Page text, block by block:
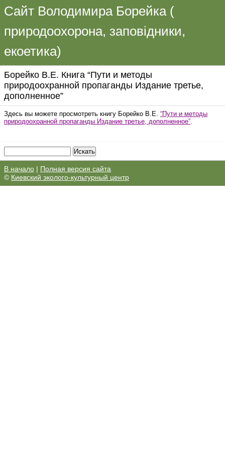
Сайт Володимира Борейка (
природоохорона, заповідники,
екоетика)
Боpейко В.Е. Книга “Пути и методы
природоохранной пропаганды Издание третье,
дополненное”
Здесь вы можете просмотреть книгу Боpейко В.Е. “Пути и методы
природоохранной пропаганды Издание третье, дополненное”.
В начало | Полная версия сайта
© Киевский эколого-культурный центр